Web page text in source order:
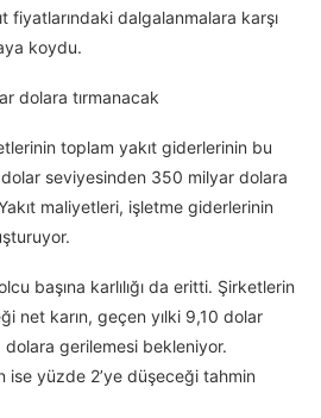
fiyatlarındaki dalgalanmalara karşı
koydu.
dolara tırmanacak
toplam yakıt giderlerinin bu
seviyesinden 350 milyar dolara
maliyetleri, işletme giderlerinin
başına karlılığı da eritti. Şirketlerin
net karın, geçen yılki 9,10 dolar
gerilemesi bekleniyor.
ise yüzde 2’ye düşeceği tahmin